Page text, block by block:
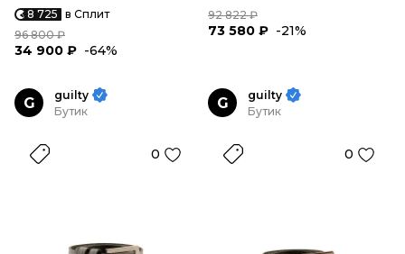
8 725 в Сплит
96 800 ₽
34 900 ₽ -64%
92 822 ₽
73 580 ₽ -21%
G
guilty
Бутик
0
G
guilty
Бутик
0